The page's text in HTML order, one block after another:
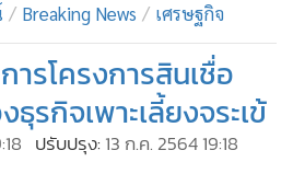
Breaking News เศรษฐกิจ
รโครงการสินเชื่อ
รกิจเพาะเลี้ยงจระเข้
ปรับปรุง: 13 ก.ค. 2564 19:18